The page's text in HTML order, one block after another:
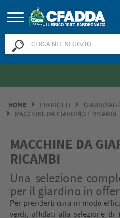
HOME PRODOTTI
MACCHINE DA GIARDINO E RICAMBI
MACCHINE DA
RICAMBI
Una selezione
per il giardino in
Per prenderti cura in modo
verdi, affidati alla selezione di